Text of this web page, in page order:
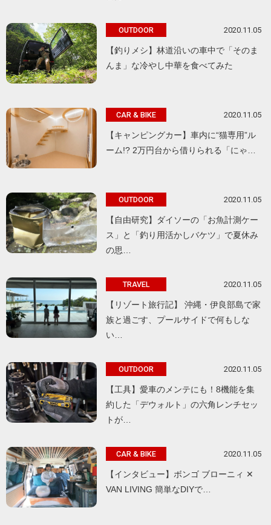
OUTDOOR 2020.11.05
【釣りメシ】林道沿いの車中で「そのま
んま」な冷やし中華を食べてみた
CAR & BIKE 2020.11.05
【キャンピングカー】車内に“猫専用”ル
ーム!? 2万円台から借りられる「にゃ…
OUTDOOR 2020.11.05
【自由研究】ダイソーの「お魚計測ケー
ス」と「釣り用活かしバケツ」で夏休み
の思…
TRAVEL 2020.11.05
【リゾート旅行記】 沖縄・伊良部島で家
族と過ごす、プールサイドで何もしな
い…
OUTDOOR 2020.11.05
【工具】愛車のメンテにも！8機能を集
約した「デウォルト」の六角レンチセッ
トが…
CAR & BIKE 2020.11.05
【インタビュー】ボンゴ ブローニィ ✕
VAN LIVING 簡単なDIYで…